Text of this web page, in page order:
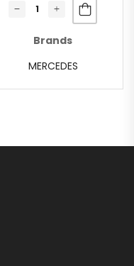
Brands
MERCEDES